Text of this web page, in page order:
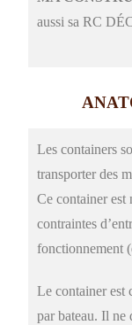
aussi sa RC
Les containers
transporter des
Ce container est
contraintes
fonctionnement
Le container est
par bateau. Il ne